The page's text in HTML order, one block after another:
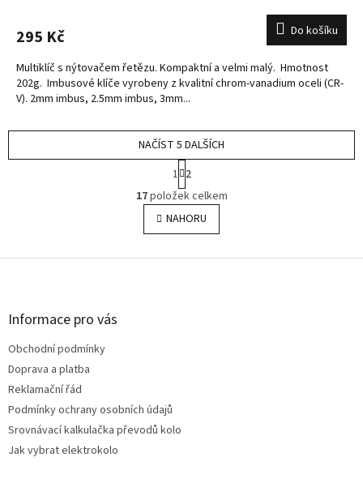
295 Kč Do košíku
Multiklíč s nýtovačem řetězu. Kompaktní a velmi malý. Hmotnost
202g. Imbusové klíče vyrobeny z kvalitní chrom-vanadium oceli (CR-
V). 2mm imbus, 2.5mm imbus, 3mm...
O
v
l
á
i
NAČÍST 5 DALŠÍCH
S
t
r
á
n
k
v
1 2
17položek celkem
NAHORU
Z
Informace pro vás
Obchodní podmínky
Doprava a platba
Reklamační řád
Podmínky ochrany osobních údajů
Srovnávací kalkulačka převodů kolo
Jak vybrat elektrokolo